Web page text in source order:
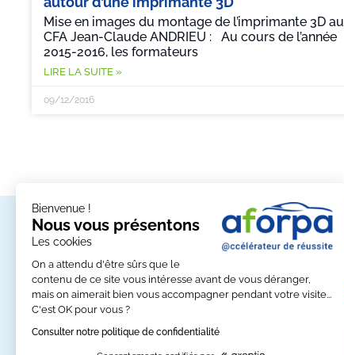
Bienvenue !
Nous vous présentons
Les cookies
On a attendu d'être sûrs que le
contenu de ce site vous intéresse avant de vous déranger,
mais on aimerait bien vous accompagner pendant votre visite...
C'est OK pour vous ?
Consulter notre politique de confidentialité
Mise en images du montage de l’imprimante 3D au
CFA Jean-Claude ANDRIEU : Au cours de l’année
2015-2016, les formateurs
LIRE LA SUITE »
09/12/2016
Nos partenaires